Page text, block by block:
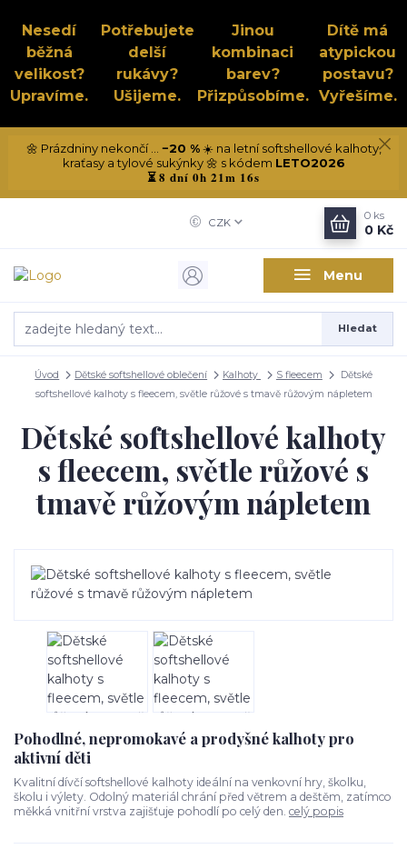
Nesedí
běžná
velikost?
Upravíme.
Potřebujete
delší
rukávy?
Ušijeme.
Jinou
kombinaci
barev?
Přizpůsobíme.
Dítě má
atypickou
postavu?
Vyřešíme.
🌼 Prázdniny nekončí ... −20 %☀️ na letní softshellové kalhoty,
kraťasy a tylové sukýnky 🌼 s kódem LETO2026
⏳8 dní 0h 21m 16s
Menu
CZK
Hledat
0 ks
0 Kč
Úvod Dětské softshellové oblečení Kalhoty S fleecem
Dětské
softshellové kalhoty s fleecem, světle růžové s tmavě růžovým nápletem
Dětské softshellové kalhoty
s fleecem, světle růžové s
tmavě růžovým nápletem
Pohodlné, nepromokavé a prodyšné kalhoty pro
aktivní děti
Kvalitní dívčí softshellové kalhoty ideální na venkovní hry, školku,
školu i výlety. Odolný materiál chrání před větrem a deštěm, zatímco
měkká vnitřní vrstva zajišťuje pohodlí po celý den. celý popis